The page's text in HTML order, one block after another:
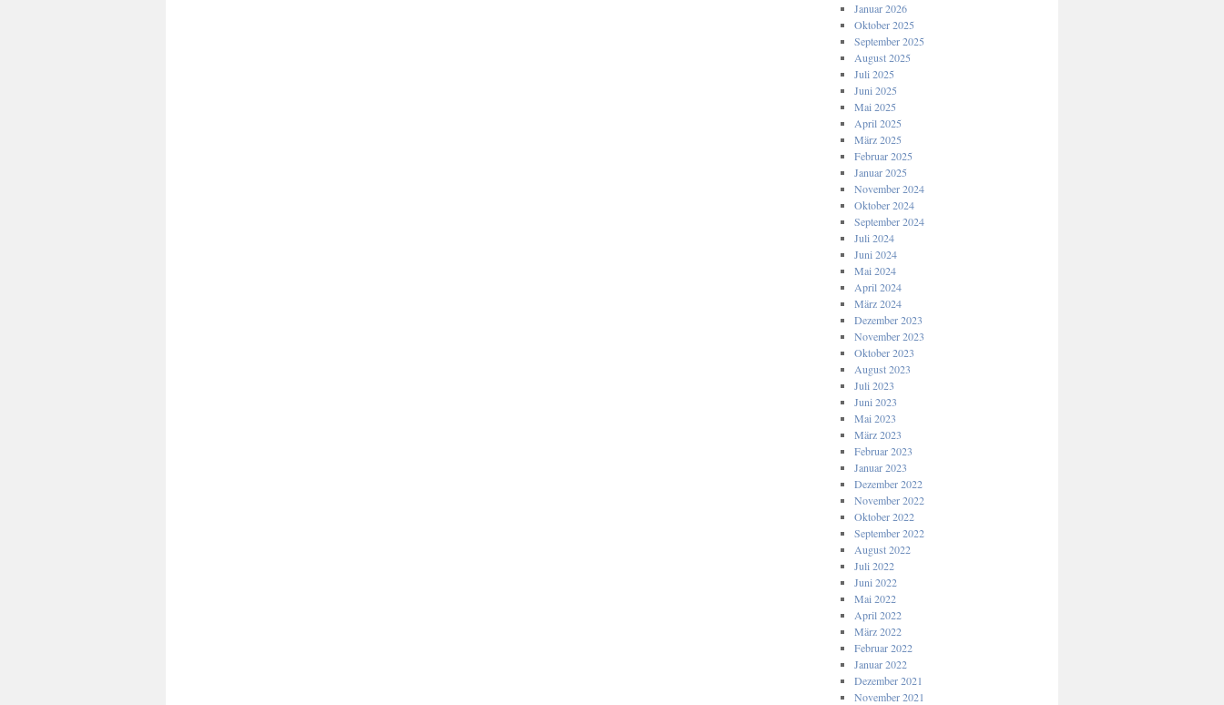
Januar 2026
Oktober 2025
September 2025
August 2025
Juli 2025
Juni 2025
Mai 2025
April 2025
März 2025
Februar 2025
Januar 2025
November 2024
Oktober 2024
September 2024
Juli 2024
Juni 2024
Mai 2024
April 2024
März 2024
Dezember 2023
November 2023
Oktober 2023
August 2023
Juli 2023
Juni 2023
Mai 2023
März 2023
Februar 2023
Januar 2023
Dezember 2022
November 2022
Oktober 2022
September 2022
August 2022
Juli 2022
Juni 2022
Mai 2022
April 2022
März 2022
Februar 2022
Januar 2022
Dezember 2021
November 2021